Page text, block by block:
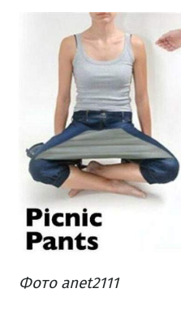
Фото anet2111